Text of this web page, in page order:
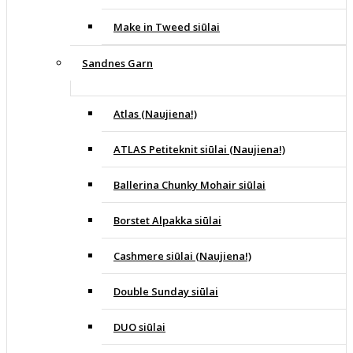
Make in Tweed siūlai
Sandnes Garn
Atlas (Naujiena!)
ATLAS Petiteknit siūlai (Naujiena!)
Ballerina Chunky Mohair siūlai
Borstet Alpakka siūlai
Cashmere siūlai (Naujiena!)
Double Sunday siūlai
DUO siūlai